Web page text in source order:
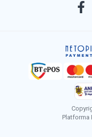
Platforma